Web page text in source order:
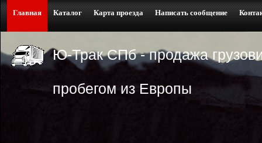
Главная Каталог Карта проезда Написать сообщение
Ю-Трак СПб - продажа
пробегом из Европы